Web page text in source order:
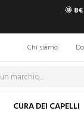
🌞
Chi siamo
CURA DEI CAPELLI